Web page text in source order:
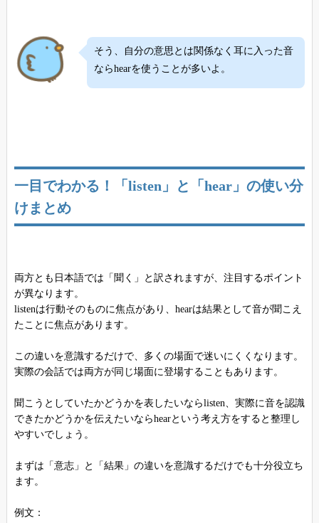
そう、自分の意思とは関係なく耳に入った音
ならhearを使うことが多いよ。
一目でわかる！「listen」と「hear」の使い分
けまとめ
両方とも日本語では「聞く」と訳されますが、注目するポイント
が異なります。
listenは行動そのものに焦点があり、hearは結果として音が聞こえ
たことに焦点があります。
この違いを意識するだけで、多くの場面で迷いにくくなります。
実際の会話では両方が同じ場面に登場することもあります。
聞こうとしていたかどうかを表したいならlisten、実際に音を認識
できたかどうかを伝えたいならhearという考え方をすると整理し
やすいでしょう。
まずは「意志」と「結果」の違いを意識するだけでも十分役立ち
ます。
例文：